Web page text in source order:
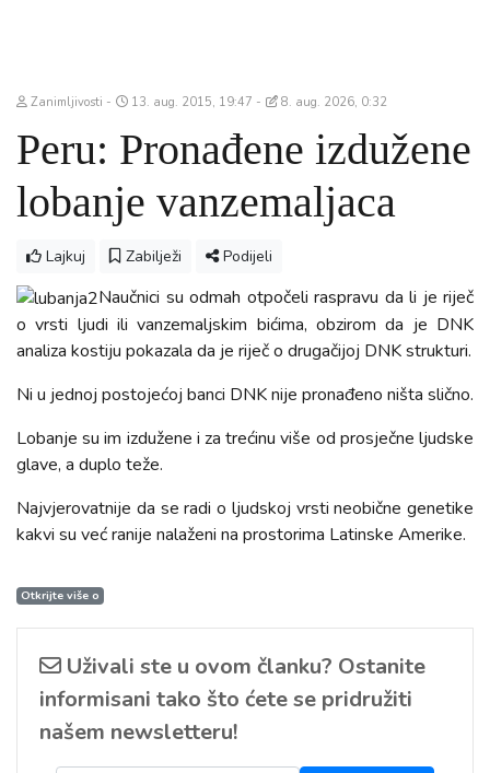
Zanimljivosti 13. aug. 2015, 19:47 8. aug. 2026, 0:32
Peru: Pronađene izdužene
lobanje vanzemaljaca
Lajkuj Zabilježi Podijeli
Naučnici su odmah otpočeli raspravu da li je riječ
o vrsti ljudi ili vanzemaljskim bićima, obzirom da je DNK
analiza kostiju pokazala da je riječ o drugačijoj DNK strukturi.
Ni u jednoj postojećoj banci DNK nije pronađeno ništa slično.
Lobanje su im izdužene i za trećinu više od prosječne ljudske
glave, a duplo teže.
Najvjerovatnije da se radi o ljudskoj vrsti neobične genetike
kakvi su već ranije nalaženi na prostorima Latinske Amerike.
Otkrijte više o
Uživali ste u ovom članku? Ostanite
informisani tako što ćete se pridružiti
našem newsletteru!